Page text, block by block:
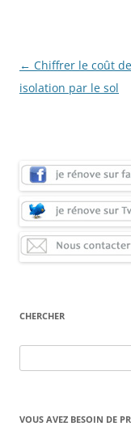
Navigation
des
← Chiffrer le coût
isolation par le sol
CHERCHER
VOUS AVEZ BESOIN DE